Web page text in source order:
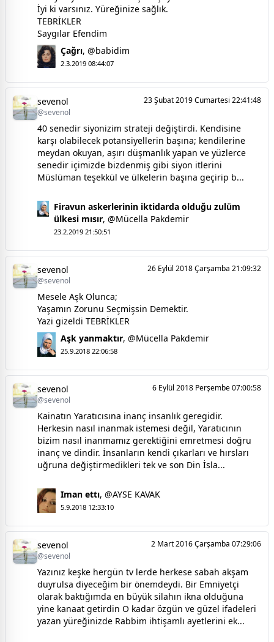
İyi ki varsınız. Yüreğinize sağlık.
TEBRİKLER
Saygılar Efendim
Çağrı, @babidim
2.3.2019 08:44:07
sevenol
@sevenol
23 Şubat 2019 Cumartesi 22:41:48
40 senedir siyonizim strateji değiştirdi. Kendisine
karşı olabilecek potansiyellerin başına; kendilerine
meydan okuyan, aşırı düşmanlık yapan ve yüzlerce
senedir içimizde bizdenmiş gibi siyon itlerini
Müslüman teşekkül ve ülkelerin başına geçirip b...
Firavun askerlerinin iktidarda olduğu zulüm
ülkesi mısır,@Mücella Pakdemir
23.2.2019 21:50:51
sevenol
@sevenol
26 Eylül 2018 Çarşamba 21:09:32
Mesele Aşk Olunca;
Yaşamın Zorunu Seçmişsin Demektir.
Yazi gizeldi TEBRİKLER
Aşk yanmaktır, @Mücella Pakdemir
25.9.2018 22:06:58
sevenol
@sevenol
6 Eylül 2018 Perşembe 07:00:58
Kainatın Yaratıcısına inanç insanlık geregidir.
Herkesin nasıl inanmak istemesi değil, Yaratıcının
bizim nasıl inanmamız gerektiğini emretmesi doğru
inanç ve dindir. İnsanların kendi çıkarları ve hırsları
uğruna değiştirmedikleri tek ve son Din İsla...
Iman ettı, @AYSE KAVAK
5.9.2018 12:33:10
sevenol
@sevenol
2 Mart 2016 Çarşamba 07:29:06
Yazınız keşke hergün tv lerde herkese sabah akşam
duyrulsa diyeceğim bir önemdeydi. Bir Emniyetçi
olarak baktığımda en büyük silahın ikna olduğuna
yine kanaat getirdin O kadar özgün ve güzel ifadeleri
yazan yüreğinizde Rabbim ihtişamlı ayetlerini ek...